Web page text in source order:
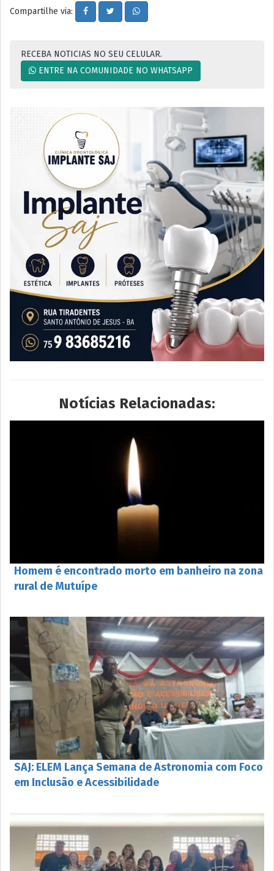
Compartilhe via:
RECEBA NOTICIAS NO SEU CELULAR.
ENTRE NA COMUNIDADE NO WHATSAPP
Notícias Relacionadas:
Homem é encontrado morto em banheiro na zona
rural de Mutuípe
SAJ: ELEM Lança Semana de Astronomia com Foco
em Inclusão e Acessibilidade